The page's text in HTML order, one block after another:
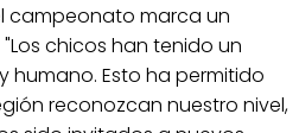
campeonato marca un
chicos han tenido un
humano. Esto ha permitido
reconozcan nuestro nivel,